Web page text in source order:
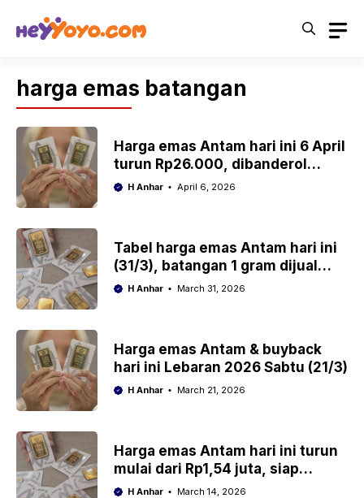
harga emas batangan
Harga emas Antam hari ini 6 April
turun Rp26.000, dibanderol
Rp2,83 juta per gram
H Anhar April 6, 2026
Tabel harga emas Antam hari ini
(31/3), batangan 1 gram dijual
Rp2,82 juta
H Anhar March 31, 2026
Harga emas Antam & buyback
hari ini Lebaran 2026 Sabtu (21/3)
H Anhar March 21, 2026
Harga emas Antam hari ini turun
mulai dari Rp1,54 juta, siap
borong?
H Anhar March 14, 2026